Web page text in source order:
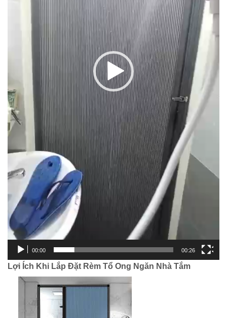
00:00 00:26
Lợi Ích Khi Lắp Đặt Rèm Tổ Ong Ngăn Nhà Tắm